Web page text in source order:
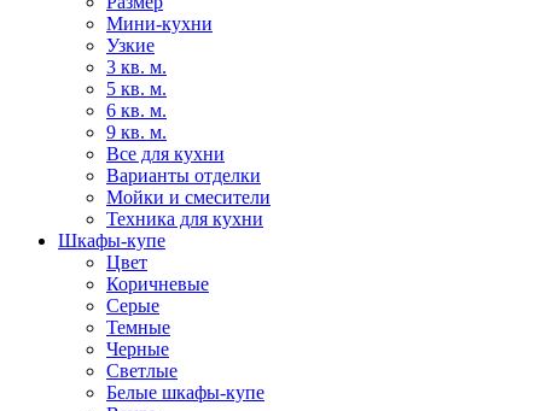
Мини-кухни
Узкие
3 кв. м.
5 кв. м.
6 кв. м.
9 кв. м.
Все для кухни
Варианты отделки
Мойки и смесители
Техника для кухни
Шкафы-купе
Цвет
Коричневые
Серые
Темные
Черные
Светлые
Белые шкафы-купе